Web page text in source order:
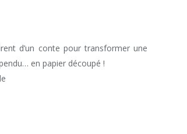
d’un conte pour transformer une
en papier découpé !